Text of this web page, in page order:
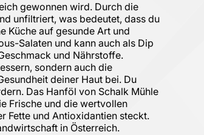
gewonnen wird. Durch die
unfiltriert, was bedeutet, dass du
Küche auf gesunde Art und
Salaten und kann auch als Dip
und Nährstoffe.
sondern auch die
deiner Haut bei. Du
Das Hanföl von Schalk Mühle
Frische und die wertvollen
Fette und Antioxidantien steckt.
in Österreich.